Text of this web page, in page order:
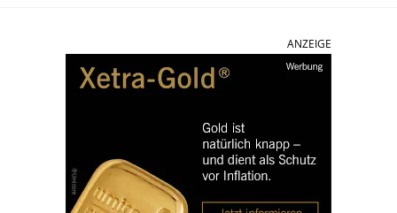
ANZEIGE